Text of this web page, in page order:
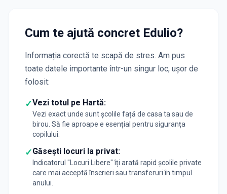
Cum te ajută concret Edulio?
Informația corectă te scapă de stres. Am pus
toate datele importante într-un singur loc, ușor de
folosit:
✓Vezi totul pe Hartă:
Vezi exact unde sunt școlile față de casa ta sau de
birou. Să fie aproape e esențial pentru siguranța
copilului.
✓Găsești locuri la privat:
Indicatorul "Locuri Libere" îți arată rapid școlile private
care mai acceptă înscrieri sau transferuri în timpul
anului.